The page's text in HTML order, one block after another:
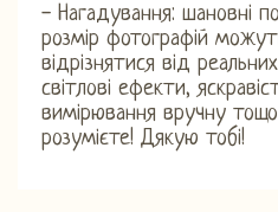
- Нагадування: шановні
розмір фотографій
відрізнятися від
світлові ефекти,
вимірювання вручну
розумієте! Дякую тобі!